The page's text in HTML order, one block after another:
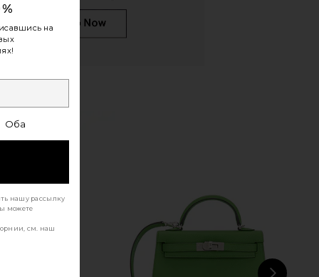
на
Оба
нашу рассылку
можете
см. наш